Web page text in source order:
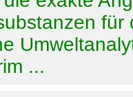
...